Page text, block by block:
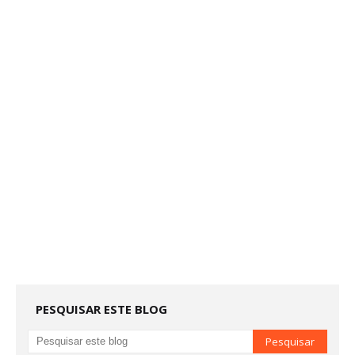
PESQUISAR ESTE BLOG